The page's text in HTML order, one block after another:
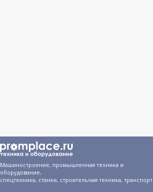
Машиностроение, промышленная техника и
оборудование,
спецтехника, станки, строительная техника, транспорт.